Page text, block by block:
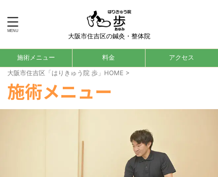
大阪市住吉区の鍼灸・整体院
施術メニュー 料金 アクセス
大阪市住吉区「はりきゅう院 歩」HOME >
施術メニュー